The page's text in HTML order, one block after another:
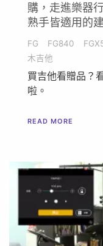
購，走進樂器
熟手皆適用的
FG FG840
木吉他
買吉他看贈品？
啦。
READ MORE